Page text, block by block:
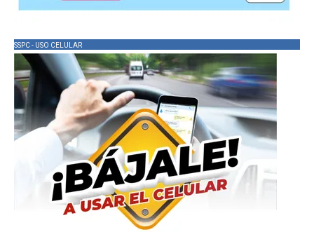
SSPC - USO CELULAR